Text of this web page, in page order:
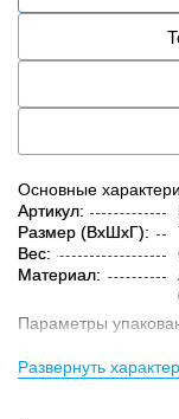
Основные
Артикул:
Размер (ВxШxГ):
Вес:
Материал:
Параметры
Вес:
Развернуть